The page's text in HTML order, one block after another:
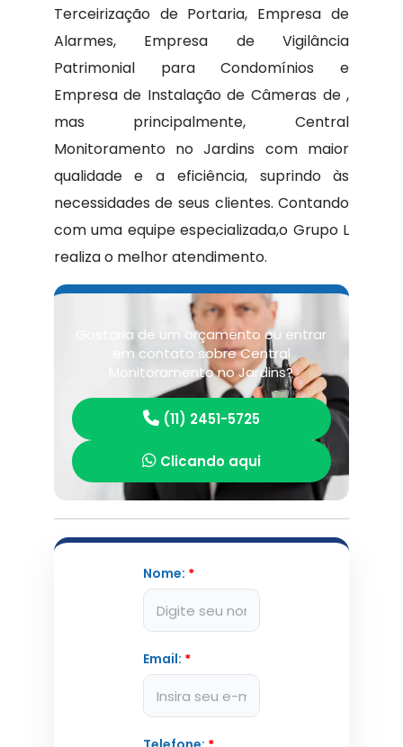
Terceirização de Portaria, Empresa de
Alarmes, Empresa de Vigilância
Patrimonial para Condomínios e
Empresa de Instalação de Câmeras de ,
mas principalmente, Central
Monitoramento no Jardins com maior
qualidade e a eficiência, suprindo às
necessidades de seus clientes. Contando
com uma equipe especializada,o Grupo L
realiza o melhor atendimento.
Gostaria de um orçamento ou entrar
em contato sobre Central
Monitoramento no Jardins?
(11) 2451-5725
Clicando aqui
Nome: *
Email: *